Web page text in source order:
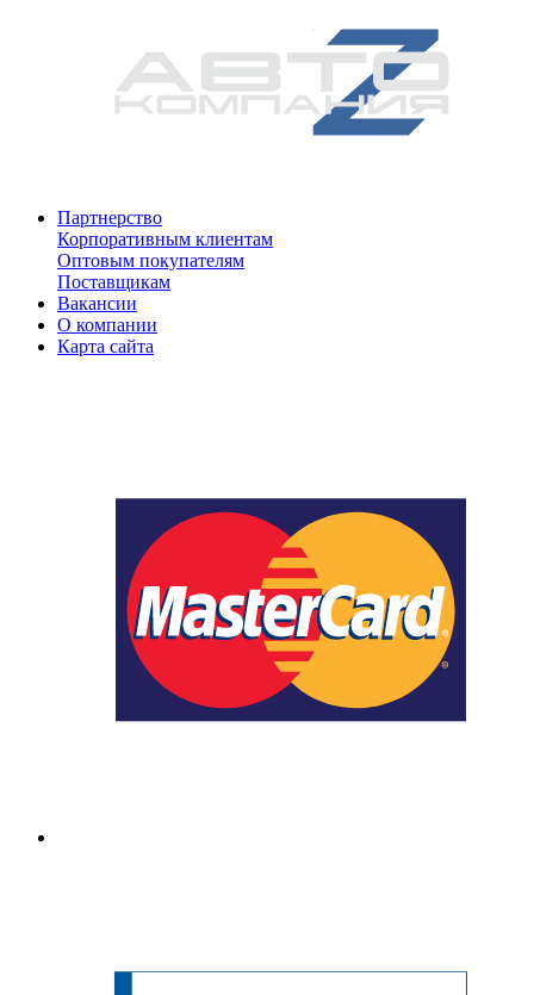
Партнерство
Корпоративным клиентам
Оптовым покупателям
Поставщикам
Вакансии
О компании
Карта сайта